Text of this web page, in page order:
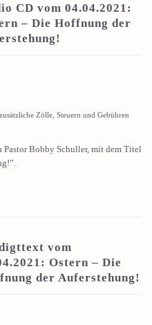
CD vom 04.04.2021:
– Die Hoffnung der
Zölle, Steuern und Gebühren
Pastor Bobby Schuller, mit dem Titel
vom
Ostern – Die
der Auferstehung!